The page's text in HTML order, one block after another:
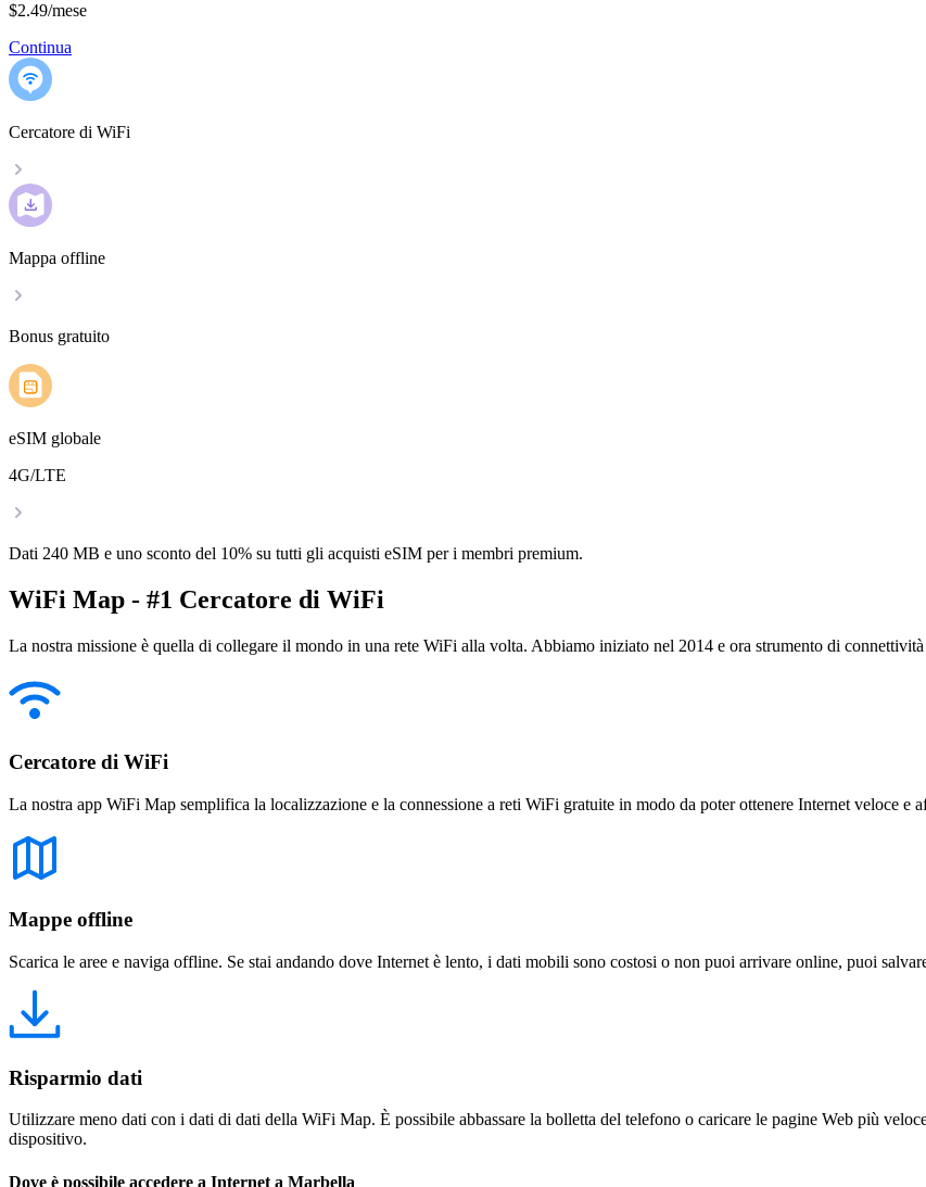
$2.49/mese
Continua
Cercatore di WiFi
Mappa offline
Bonus gratuito
eSIM globale
4G/LTE
Dati 240 MB e uno sconto del 10% su tutti gli acquisti eSIM per i membri premium.
WiFi Map - #1 Cercatore di WiFi
La nostra missione è quella di collegare il mondo in una rete WiFi alla volta. Abbiamo iniziato nel 2014 e ora strumento di
Cercatore di WiFi
La nostra app WiFi Map semplifica la localizzazione e la connessione a reti WiFi gratuite in modo da poter ottenere Internet veloce
Mappe offline
Scarica le aree e naviga offline. Se stai andando dove Internet è lento, i dati mobili sono costosi o non puoi arrivare online, puoi
Risparmio dati
Utilizzare meno dati con i dati di dati della WiFi Map. È possibile abbassare la bolletta del telefono o caricare le pagine Web più
dispositivo.
Dove è possibile accedere a Internet a Marbella